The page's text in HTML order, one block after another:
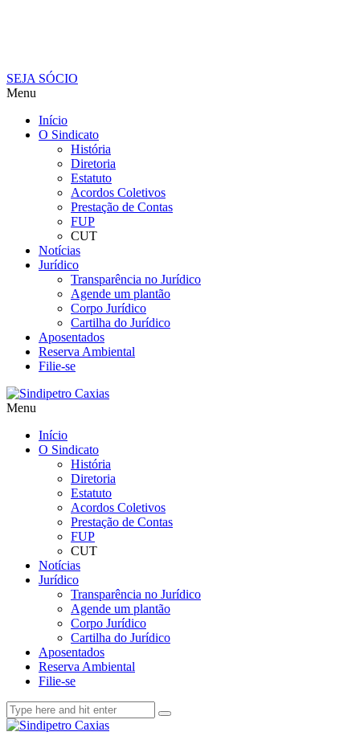
SEJA SÓCIO
Menu
Início
O Sindicato
História
Diretoria
Estatuto
Acordos Coletivos
Prestação de Contas
FUP
CUT
Notícias
Jurídico
Transparência no Jurídico
Agende um plantão
Corpo Jurídico
Cartilha do Jurídico
Aposentados
Reserva Ambiental
Filie-se
Menu
Início
O Sindicato
História
Diretoria
Estatuto
Acordos Coletivos
Prestação de Contas
FUP
CUT
Notícias
Jurídico
Transparência no Jurídico
Agende um plantão
Corpo Jurídico
Cartilha do Jurídico
Aposentados
Reserva Ambiental
Filie-se